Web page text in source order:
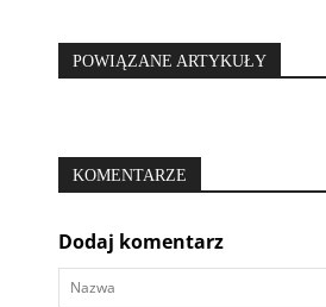
POWIĄZANE ARTYKUŁY
KOMENTARZE
Dodaj komentarz
Nazwa